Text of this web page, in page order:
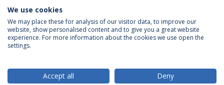
Prova Pública
Política de Privacidade
Termos & Condições
We use cookies
We may place these for analysis of our visitor data, to improve our
website, show personalised content and to give you a great website
experience. For more information about the cookies we use open the
settings.
Accept all Deny